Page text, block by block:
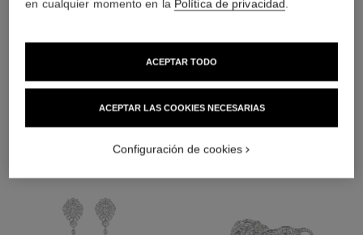
DESCUBRA TAMBIÉN
en cualquier momento en la Política de privacidad
ACEPTAR LAS COOKIES NECESARIAS
ACEPTAR TODO
Configuración de cookies